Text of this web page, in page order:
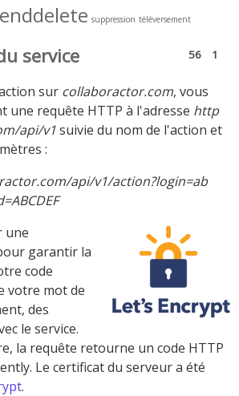
suppression téléversement
1
56
service
sur collaboractor.com, vous
une requête HTTP à l'adresse http
api/v1suivie du nom de l'action et
:
api/v1/action?login=ab
une
garantir la
code
votre mot de
des
le service.
la requête retourne un code HTTP
Le certificat du serveur a été
.